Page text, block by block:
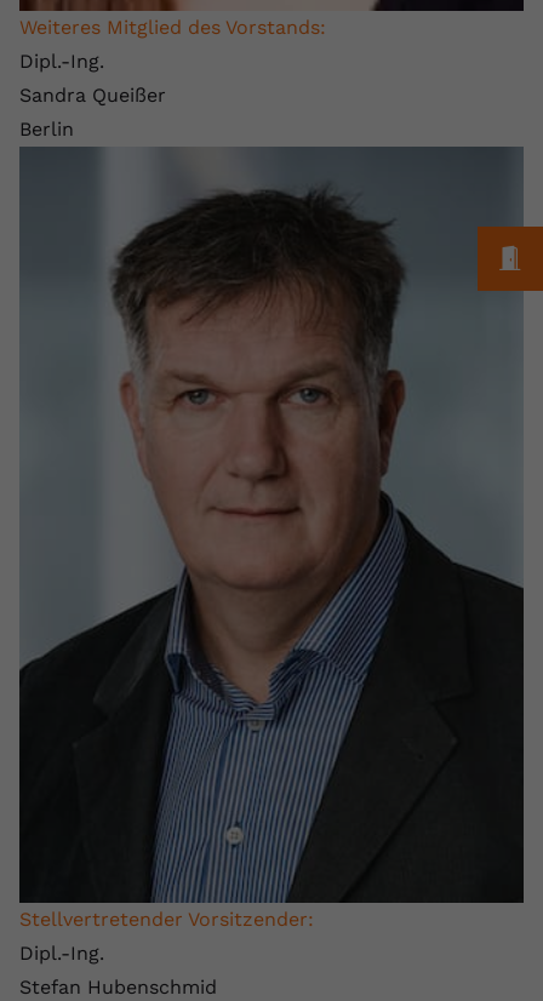
Weiteres Mitglied des Vorstands:
Dipl.-Ing.
Sandra Queißer
Berlin
Stellvertretender Vorsitzender:
Dipl.-Ing.
Stefan Hubenschmid